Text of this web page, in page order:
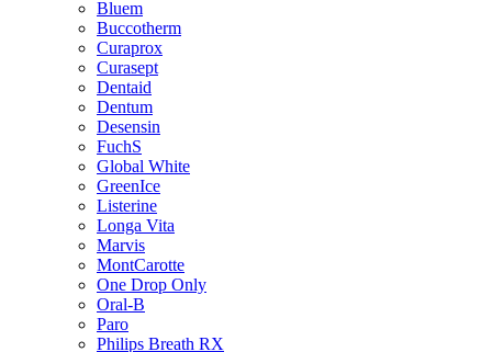
Bluem
Buccotherm
Curaprox
Curasept
Dentaid
Dentum
Desensin
FuchS
Global White
GreenIce
Listerine
Longa Vita
Marvis
MontCarotte
One Drop Only
Oral-B
Paro
Philips Breath RX